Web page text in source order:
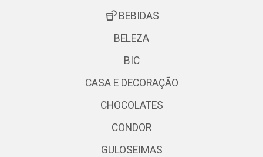
BEBIDAS
BELEZA
BIC
CASA E DECORAÇÃO
CHOCOLATES
CONDOR
GULOSEIMAS